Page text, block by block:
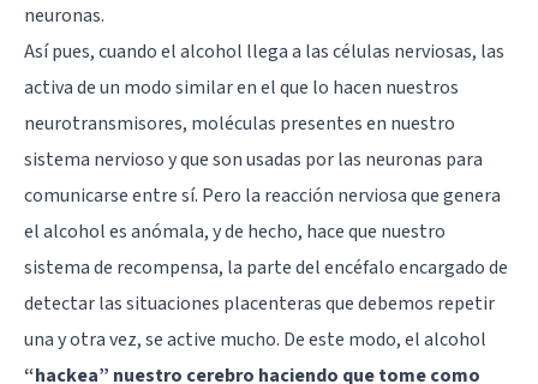
neuronas.
Así pues, cuando el alcohol llega a las células nerviosas, las
activa de un modo similar en el que lo hacen nuestros
neurotransmisores, moléculas presentes en nuestro
sistema nervioso y que son usadas por las neuronas para
comunicarse entre sí. Pero la reacción nerviosa que genera
el alcohol es anómala, y de hecho, hace que nuestro
sistema de recompensa, la parte del encéfalo encargado de
detectar las situaciones placenteras que debemos repetir
una y otra vez, se active mucho. De este modo, el alcohol
“hackea” nuestro cerebro haciendo que tome como